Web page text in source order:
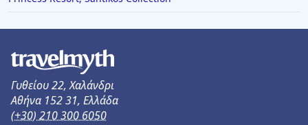
Ξενοδοχεία στο Καμάρι
Γυθείου 22, Χαλάνδρι
Αθήνα 152 31, Ελλάδα
(+30) 210 300 6050